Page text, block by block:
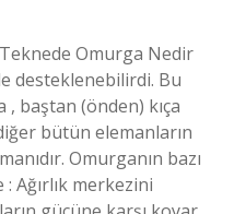
Teknede Omurga Nedir
desteklenebilirdi. Bu
baştan (önden) kıça
bütün elemanların
Omurganın bazı
Ağırlık merkezini